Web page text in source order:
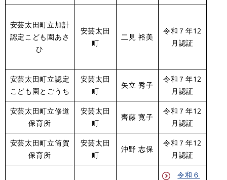
安芸太田町立加計
認定こども園あさ
ひ
安芸太田
町
二見 裕美
令和７年12
月認証
安芸太田町立認定
こども園とごうち
安芸太田
町
矢立 秀子
令和７年12
月認証
安芸太田町立修道
保育所
安芸太田
町
齊藤 寛子
令和７年12
月認証
安芸太田町立筒賀
保育所
安芸太田
町
沖野 志保
令和７年12
月認証
令和６